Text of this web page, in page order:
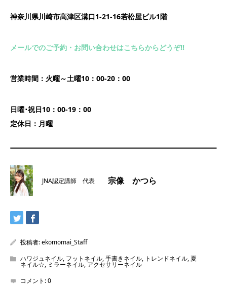
神奈川県川崎市高津区溝口1-21-16若松屋ビル1階
メールでのご予約・お問い合わせはこちらからどうぞ!!
営業時間：火曜～土曜10：00-20：00
日曜･祝日10：00-19：00
定休日：月曜
JNA認定講師 代表 宗像 かつら
投稿者:ekomomai_Staff
ハワジュネイル, フットネイル,手書きネイル, トレンドネイル,夏
ネイル☆,ミラーネイル,アクセサリーネイル
コメント:0